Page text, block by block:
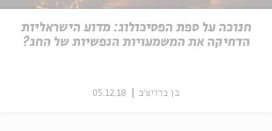
חנוכה על ספת הפסיכולוג: מדוע הישראליות
הדחיקה את המשמעויות הנפשיות של החג?
בן ברדיצ'ב 05.12.18